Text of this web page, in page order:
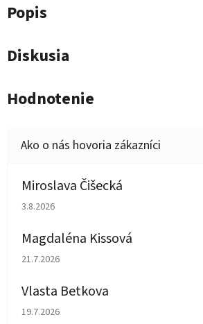
Popis
Diskusia
Hodnotenie
Miroslava Čišecká
Hodnotenie obchodu je 1 z 5 hviezdičiek.
3.8.2026
Magdaléna Kissová
Hodnotenie obchodu je 5 z 5 hviezdičiek.
21.7.2026
Vlasta Betkova
Hodnotenie obchodu je 5 z 5 hviezdičiek.
19.7.2026